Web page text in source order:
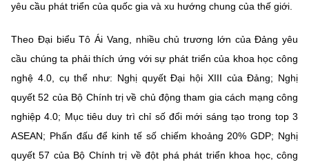
yêu cầu phát triển của quốc gia và xu hướng chung của thế giới.
Theo Đại biểu Tô Ái Vang, nhiều chủ trương lớn của Đảng yêu
cầu chúng ta phải thích ứng với sự phát triển của khoa học công
nghệ 4.0, cụ thể như: Nghị quyết Đại hội XIII của Đảng; Nghị
quyết 52 của Bộ Chính trị về chủ động tham gia cách mạng công
nghiệp 4.0; Mục tiêu duy trì chỉ số đổi mới sáng tạo trong top 3
ASEAN; Phấn đấu để kinh tế số chiếm khoảng 20% GDP; Nghị
quyết 57 của Bộ Chính trị về đột phá phát triển khoa học, công